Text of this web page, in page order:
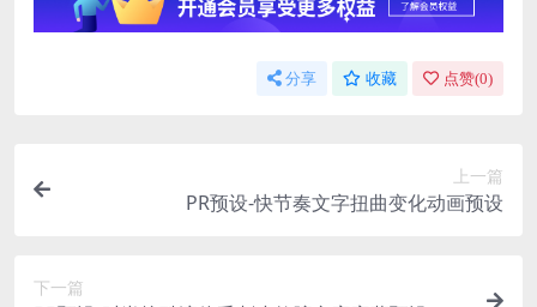
分享 收藏 点赞(0)
上一篇
PR预设-快节奏文字扭曲变化动画预设
下一篇